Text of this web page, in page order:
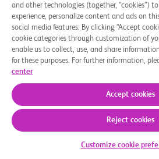
and other technologies (together, “cookies”)
experience, personalize content and ads on
social media features. By clicking “Accept
cookie categories through customization of
enable us to collect, use, and share
for these purposes. For further information,
center
Accept cookies
Reject cookies
Customize cookie